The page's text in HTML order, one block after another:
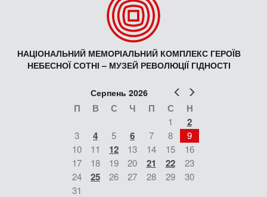
НАЦІОНАЛЬНИЙ МЕМОРІАЛЬНИЙ КОМПЛЕКС ГЕРОЇВ
НЕБЕСНОЇ СОТНІ – МУЗЕЙ РЕВОЛЮЦІЇ ГІДНОСТІ
Попер
Серпень 2026
П В С Ч П С Н
1 2
3 4 5 6 7 8
9
10
11 12 13 14 15
16
17
18 19 20 21 22
23
24
25 26 27 28 29
30
31